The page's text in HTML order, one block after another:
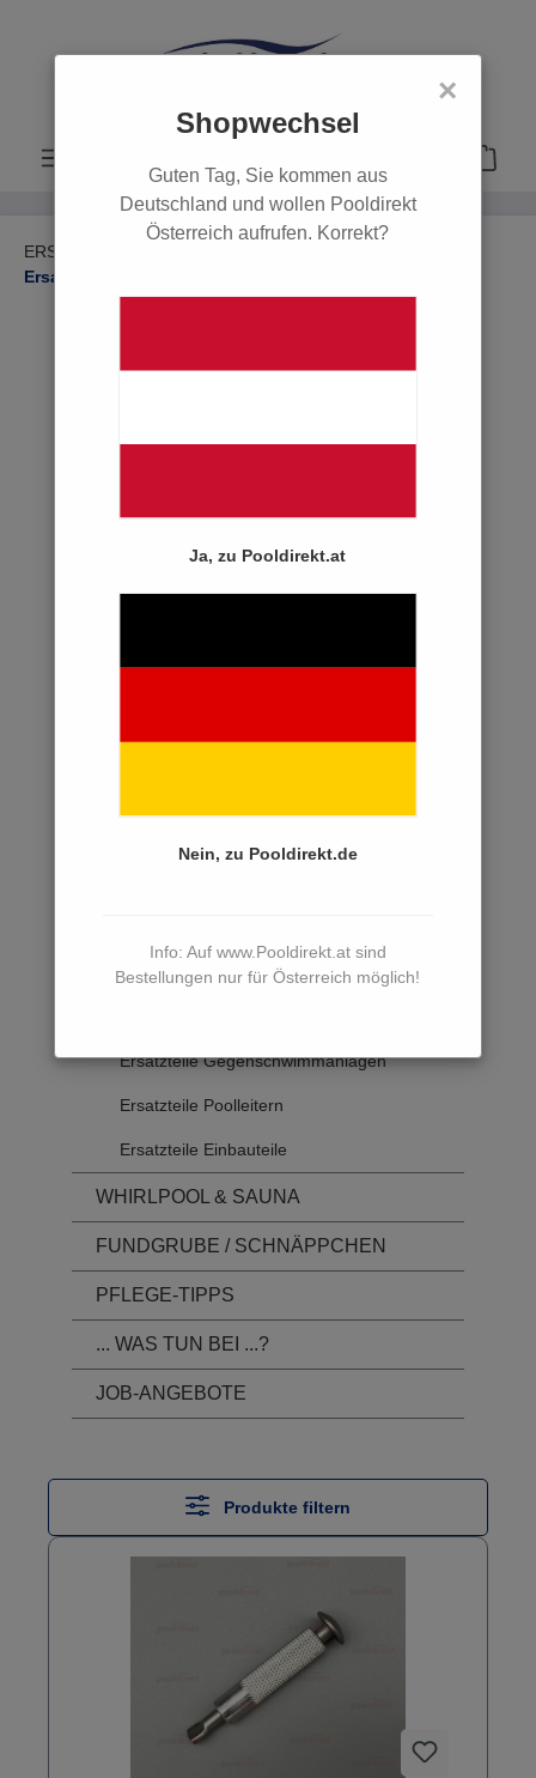
×
Shopwechsel
Guten Tag, Sie kommen aus
Deutschland und wollen Pooldirekt
Österreich aufrufen. Korrekt?
Ja, zu Pooldirekt.at
Nein, zu Pooldirekt.de
Info: Auf www.Pooldirekt.at sind
Bestellungen nur für Österreich möglich!
ERSATZTEILE
Ersatzteile Winterabdeckungen
Ersatzteile Innenhüllen
Ersatzteile Dosiertechnik
Ersatzteile Poolreinigung
Ersatzteile Gegenschwimmanlagen
Ersatzteile Poolleitern
Ersatzteile Einbauteile
WHIRLPOOL & SAUNA
FUNDGRUBE / SCHNÄPPCHEN
PFLEGE-TIPPS
... WAS TUN BEI ...?
JOB-ANGEBOTE
Produkte filtern